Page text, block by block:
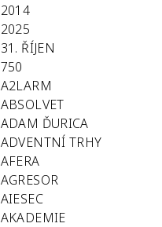
2014
2025
31. ŘÍJEN
750
A2LARM
ABSOLVET
ADAM ĎURICA
ADVENTNÍ TRHY
AFERA
AGRESOR
AIESEC
AKADEMIE